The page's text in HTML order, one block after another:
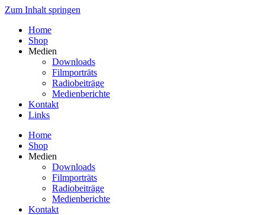
Zum Inhalt springen
Home
Shop
Medien
Downloads
Filmporträts
Radiobeiträge
Medienberichte
Kontakt
Links
Home
Shop
Medien
Downloads
Filmporträts
Radiobeiträge
Medienberichte
Kontakt